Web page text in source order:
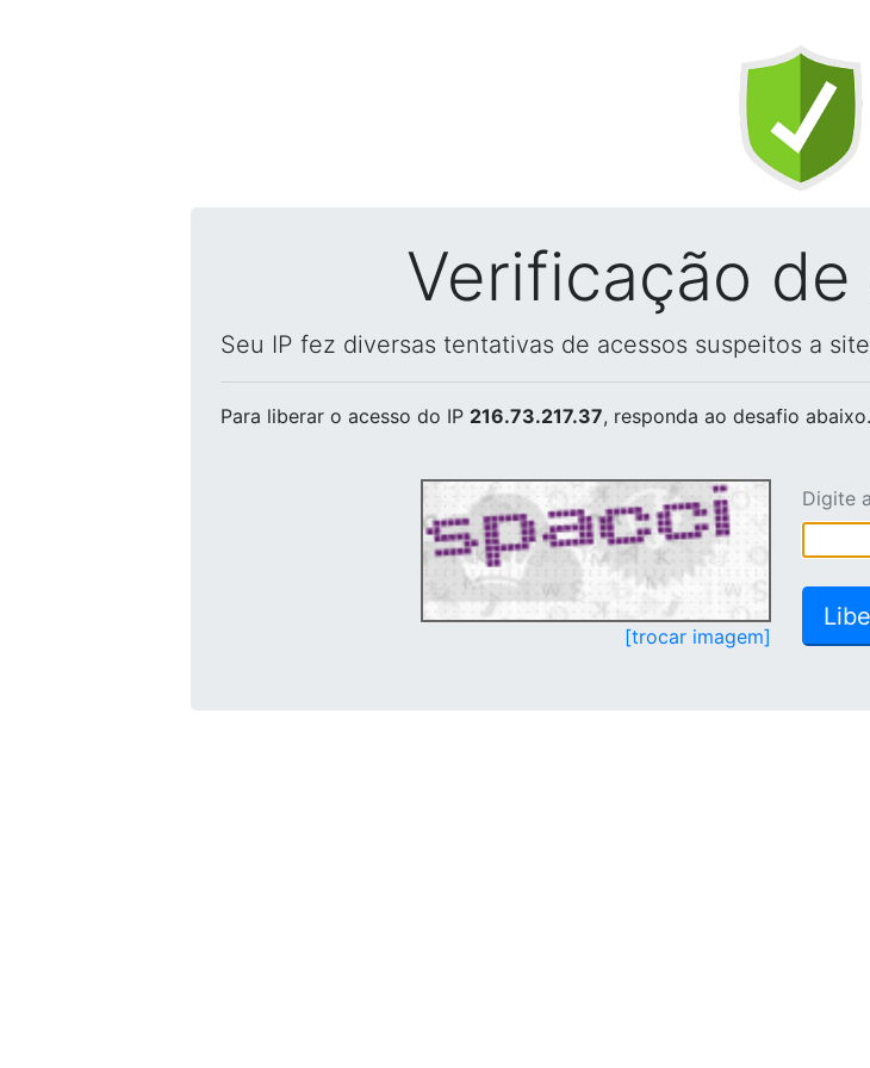
Verificação
Seu IP fez diversas tentativas de acessos suspeitos a
Para liberar o acesso do IP 216.73.217.37, responda ao desafio abaixo.
[trocar imagem]
Digite